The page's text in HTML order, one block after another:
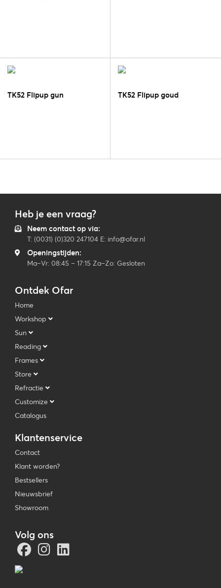
TK52 Flipup gun TK52 Flipup goud
Heb je een vraag?
Neem contact op via:
T: (0031) (0)320 247104 E: info@ofar.nl
Openingstijden:
Ma–Vr: 08:45 – 17:15 Za–Zo: Gesloten
Ontdek Ofar
Home
Workshop
Sun
Reading
Frames
Store
Refractie
Customize
Catalogus
Klantenservice
Contact
Klant worden?
Bestsellers
Nieuwsbrief
Showroom
Volg ons